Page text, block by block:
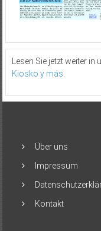
Lesen Sie jetzt weiter in
Kiosko y más
Über uns
Impressum
Kontakt